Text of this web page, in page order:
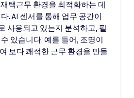
택근무 환경을 최적화하는 데
. AI 센서를 통해 업무 공간이
사용되고 있는지 분석하고, 필
있습니다. 예를 들어, 조명이
보다 쾌적한 근무 환경을 만들